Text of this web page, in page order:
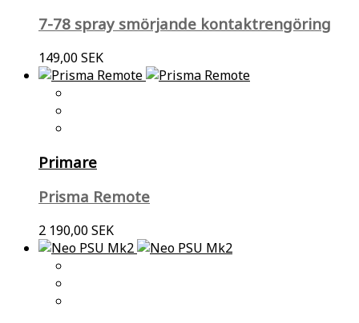
7-78 spray smörjande kontaktrengöring
149,00 SEK
Primare
Prisma Remote
2 190,00 SEK